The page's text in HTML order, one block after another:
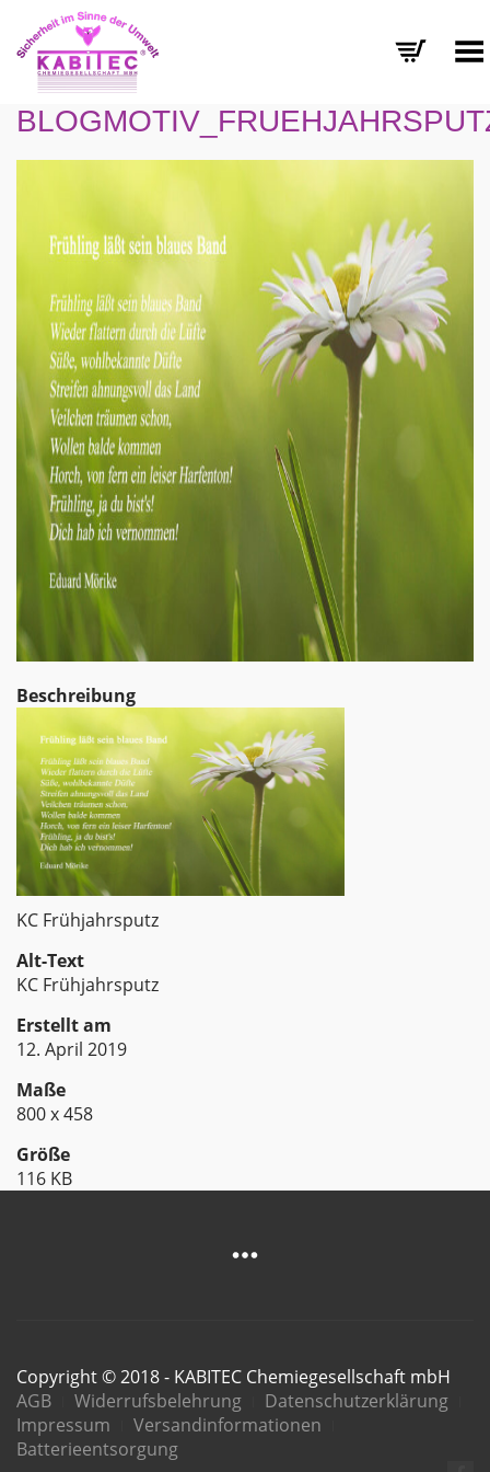
Menü umschalten
Beschreibung
KC Frühjahrsputz
Alt-Text
KC Frühjahrsputz
Erstellt am
12. April 2019
Maße
800 x 458
Größe
116 KB
Copyright © 2018 - KABITEC Chemiegesellschaft mbH
AGB
Widerrufsbelehrung
Datenschutzerklärung
Impressum
Versandinformationen
Batterieentsorgung